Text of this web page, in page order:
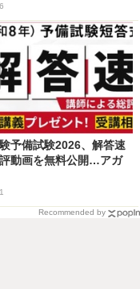
予備試験2026、解答速
動画を無料公開…アガ
Recommended by